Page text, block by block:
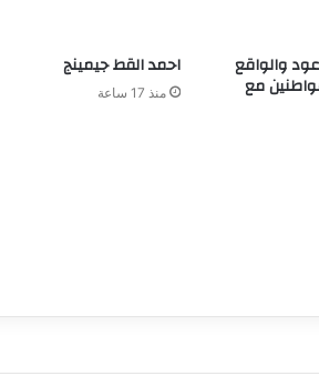
والواقع
مع
احمد القط جيمينج
منذ 17 ساعة